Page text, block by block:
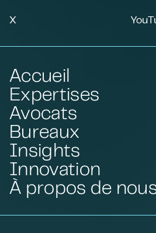
X
Accueil
Expertises
Avocats
Bureaux
Insights
Innovation
À propos de